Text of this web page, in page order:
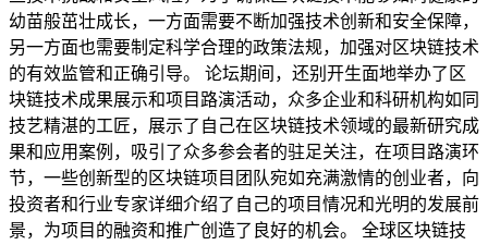
幼苗般茁壮成长，一方面需要不断加强技术创新和安全保障，
另一方面也需要制定科学合理的政策法规，加强对区块链技术
的有效监管和正确引导。 论坛期间，还别开生面地举办了区
块链技术成果展示和项目路演活动，众多企业和科研机构如同
技艺精湛的工匠，展示了自己在区块链技术领域的最新研究成
果和应用案例，吸引了众多参会者的驻足关注，在项目路演环
节，一些创新型的区块链项目团队宛如充满激情的创业者，向
投资者和行业专家详细介绍了自己的项目情况和光明的发展前
景，为项目的融资和推广创造了良好的机会。 全球区块链技